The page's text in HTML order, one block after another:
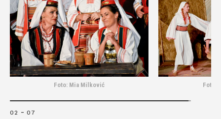
Foto: Mia Milković Foto:
02 - 07